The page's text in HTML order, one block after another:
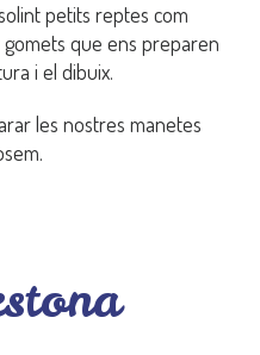
petits reptes com
que ens preparen
i el dibuix.
les nostres manetes